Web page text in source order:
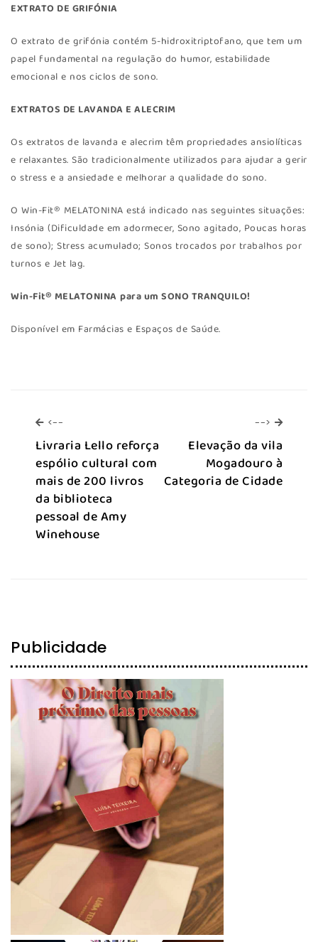
EXTRATO DE GRIFÓNIA
O extrato de grifónia contém 5-hidroxitriptofano, que tem um
papel fundamental na regulação do humor, estabilidade
emocional e nos ciclos de sono.
EXTRATOS DE LAVANDA E ALECRIM
Os extratos de lavanda e alecrim têm propriedades ansiolíticas
e relaxantes. São tradicionalmente utilizados para ajudar a gerir
o stress e a ansiedade e melhorar a qualidade do sono.
O Win-Fit® MELATONINA está indicado nas seguintes situações:
Insónia (Dificuldade em adormecer, Sono agitado, Poucas horas
de sono); Stress acumulado; Sonos trocados por trabalhos por
turnos e Jet lag.
Win-Fit® MELATONINA para um SONO TRANQUILO!
Disponível em Farmácias e Espaços de Saúde.
<--
Livraria Lello reforça
espólio cultural com
mais de 200 livros
da biblioteca
pessoal de Amy
Winehouse
--> -->
Elevação da vila
Mogadouro à
Categoria de Cidade
Publicidade